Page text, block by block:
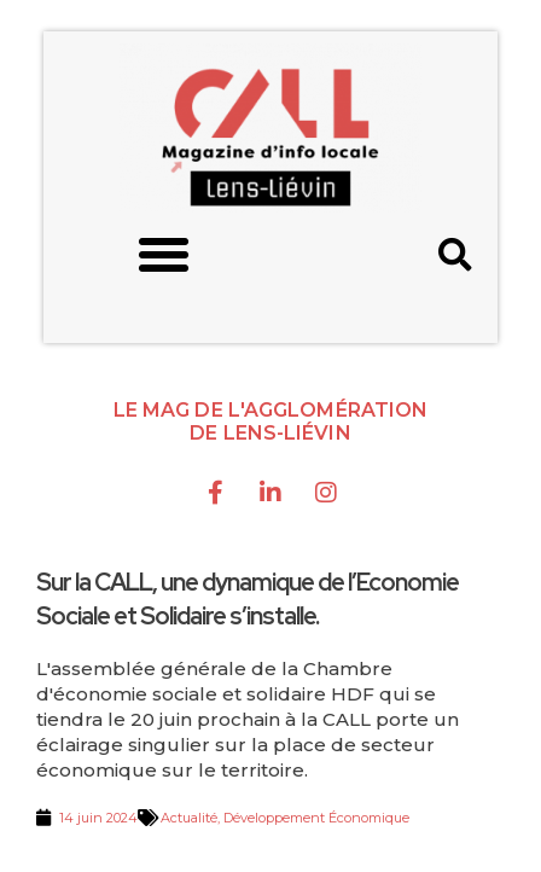
LE MAG DE L'AGGLOMÉRATION
DE LENS-LIÉVIN
Sur la CALL, une dynamique de l’Economie
Sociale et Solidaire s’installe.
L'assemblée générale de la Chambre
d'économie sociale et solidaire HDF qui se
tiendra le 20 juin prochain à la CALL porte un
éclairage singulier sur la place de secteur
économique sur le territoire.
14 juin 2024 Actualité, Développement Économique